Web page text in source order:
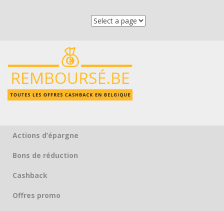
Skip to content
Actions d’épargne
Bons de réduction
Cashback
Offres promo